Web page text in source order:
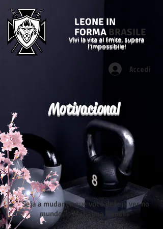
LEONE IN
FORMA BRASILE
Vivi la vita al limite, supera
l'impossibile!
Accedi
Motivacional
"Seja a mudança que você deseja ver no
mundo." - Mahatma Gandhi